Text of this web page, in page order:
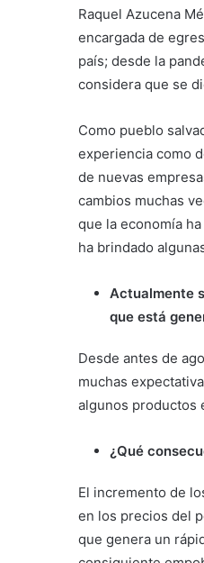
Raquel Azucena
encargada de
país; desde la
considera que se
Como pueblo
experiencia como
de nuevas
cambios muchas
que la economía
ha brindado
Actualmente
que está
Desde antes de
muchas
algunos productos
¿Qué
El incremento de
en los precios del
que genera un